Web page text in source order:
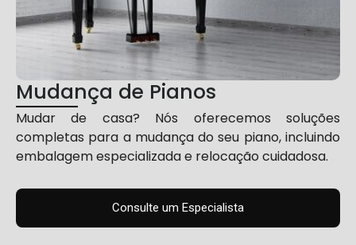
Mudança de Pianos
Mudar de casa? Nós oferecemos soluções
completas para a mudança do seu piano, incluindo
embalagem especializada e relocação cuidadosa.
Consulte um Especialista